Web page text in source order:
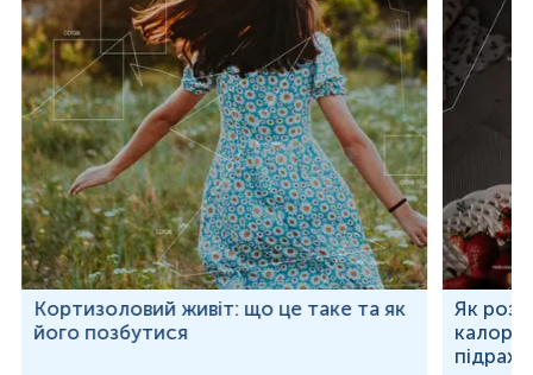
Кортизоловий живіт: що це таке та як
його позбутися
Як